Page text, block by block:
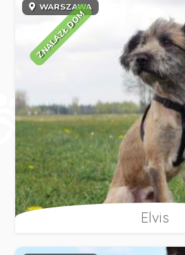
WARSZAWA
ZNALAZŁ DOM
Elvis